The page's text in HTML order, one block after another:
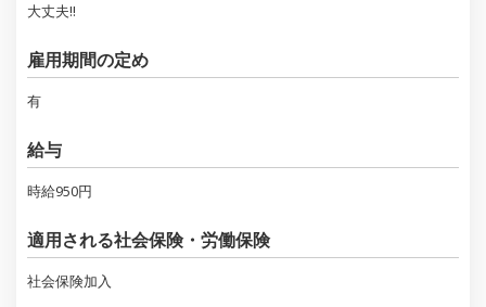
大丈夫!!
雇用期間の定め
有
給与
時給950円
適用される社会保険・労働保険
社会保険加入